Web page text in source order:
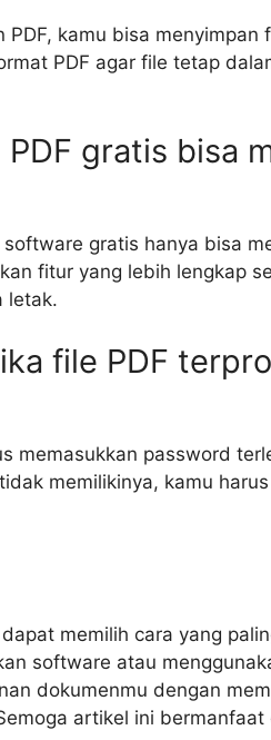
kamu bisa menyimpan
PDF agar file tetap
gratis bisa
gratis hanya bisa
fitur yang lebih lengkap
letak.
file PDF
memasukkan password
memilikinya, kamu
memilih cara yang
software atau
dokumenmu dengan
artikel ini bermanfaat